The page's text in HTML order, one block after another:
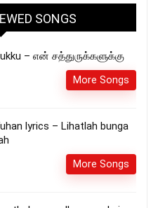
SONGS
– என் சத்துருக்களுக்கு
More Songs
lyrics – Lihatlah bunga
More Songs